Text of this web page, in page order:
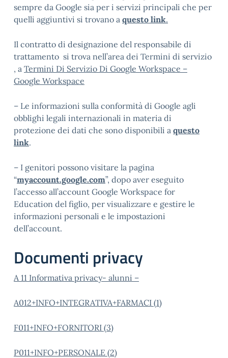
sempre da Google sia per i servizi principali che per
quelli aggiuntivi si trovano a questo link.
Il contratto di designazione del responsabile di
trattamento si trova nell’area dei Termini di servizio
, a Termini Di Servizio Di Google Workspace –
Google Workspace
– Le informazioni sulla conformità di Google agli
obblighi legali internazionali in materia di
protezione dei dati che sono disponibili a questo
link.
– I genitori possono visitare la pagina
“myaccount.google.com”, dopo aver eseguito
l’accesso all’account Google Workspace for
Education del figlio, per visualizzare e gestire le
informazioni personali e le impostazioni
dell’account.
Documenti privacy
A 11 Informativa privacy- alunni –
A012+INFO+INTEGRATIVA+FARMACI (1)
F011+INFO+FORNITORI (3)
P011+INFO+PERSONALE (2)